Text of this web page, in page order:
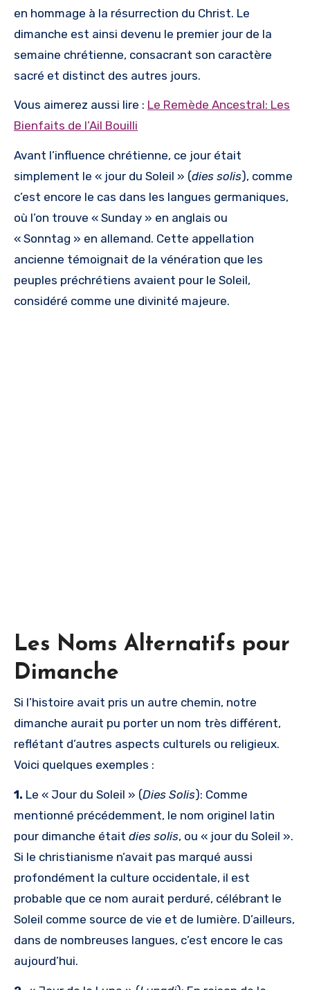
en hommage à la résurrection du Christ. Le
dimanche est ainsi devenu le premier jour de la
semaine chrétienne, consacrant son caractère
sacré et distinct des autres jours.
Vous aimerez aussi lire : Le Remède Ancestral: Les
Bienfaits de l’Ail Bouilli
Avant l’influence chrétienne, ce jour était
simplement le « jour du Soleil » (dies solis), comme
c’est encore le cas dans les langues germaniques,
où l’on trouve « Sunday » en anglais ou
« Sonntag » en allemand. Cette appellation
ancienne témoignait de la vénération que les
peuples préchrétiens avaient pour le Soleil,
considéré comme une divinité majeure.
Les Noms Alternatifs pour
Dimanche
Si l’histoire avait pris un autre chemin, notre
dimanche aurait pu porter un nom très différent,
reflétant d’autres aspects culturels ou religieux.
Voici quelques exemples :
1. Le « Jour du Soleil » (Dies Solis): Comme
mentionné précédemment, le nom originel latin
pour dimanche était dies solis, ou « jour du Soleil ».
Si le christianisme n’avait pas marqué aussi
profondément la culture occidentale, il est
probable que ce nom aurait perduré, célébrant le
Soleil comme source de vie et de lumière. D’ailleurs,
dans de nombreuses langues, c’est encore le cas
aujourd’hui.